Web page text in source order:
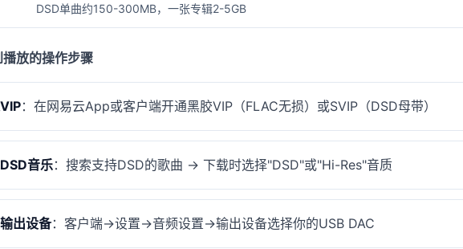
DSD单曲约150-300MB，一张专辑2-5GB
放的操作步骤
：在网易云App或客户端开通黑胶VIP（FLAC无损）或SVIP（DSD母带）
音乐：搜索支持DSD的歌曲 → 下载时选择"DSD"或"Hi-Res"音质
出设备：客户端→设置→音频设置→输出设备选择你的USB DAC